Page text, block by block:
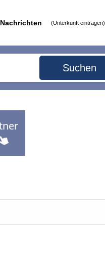
Nachrichten (Unterkunft eintragen)
Suchen